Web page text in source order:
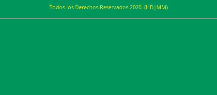
Todos los Derechos Reservados 2020. (HD|MM)